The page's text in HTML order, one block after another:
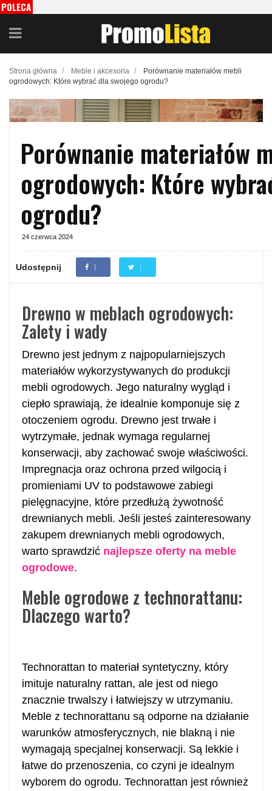
POLECA
Strona główna / Meble i akcesoria /
Porównanie materiałów mebli
ogrodowych: Które wybrać dla swojego ogrodu?
Porównanie materiałów
ogrodowych: Które
ogrodu?
24 czerwca 2024
Udostępnij
Drewno w meblach ogrodowych:
Zalety i wady
Drewno jest jednym z najpopularniejszych
materiałów wykorzystywanych do produkcji
mebli ogrodowych. Jego naturalny wygląd i
ciepło sprawiają, że idealnie komponuje się z
otoczeniem ogrodu. Drewno jest trwałe i
wytrzymałe, jednak wymaga regularnej
konserwacji, aby zachować swoje właściwości.
Impregnacja oraz ochrona przed wilgocią i
promieniami UV to podstawowe zabiegi
pielęgnacyjne, które przedłużą żywotność
drewnianych mebli. Jeśli jesteś zainteresowany
zakupem drewnianych mebli ogrodowych,
warto sprawdzić najlepsze oferty na meble
ogrodowe.
Meble ogrodowe z technorattanu:
Dlaczego warto?
Technorattan to materiał syntetyczny, który
imituje naturalny rattan, ale jest od niego
znacznie trwalszy i łatwiejszy w utrzymaniu.
Meble z technorattanu są odporne na działanie
warunków atmosferycznych, nie blakną i nie
wymagają specjalnej konserwacji. Są lekkie i
łatwe do przenoszenia, co czyni je idealnym
wyborem do ogrodu. Technorattan jest również